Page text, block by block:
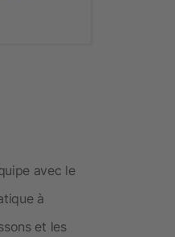
avec le
à
et les